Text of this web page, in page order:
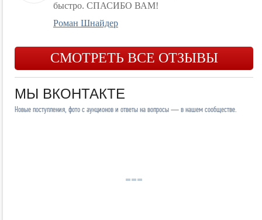
быстро. СПАСИБО ВАМ!
Роман Шнайдер
СМОТРЕТЬ ВСЕ ОТЗЫВЫ
МЫ ВКОНТАКТЕ
Новые поступления, фото с аукционов и ответы на вопросы — в нашем сообществе.